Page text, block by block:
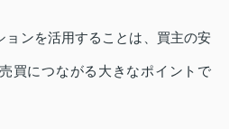
ンを活用することは、買主の安
買につながる大きなポイントで